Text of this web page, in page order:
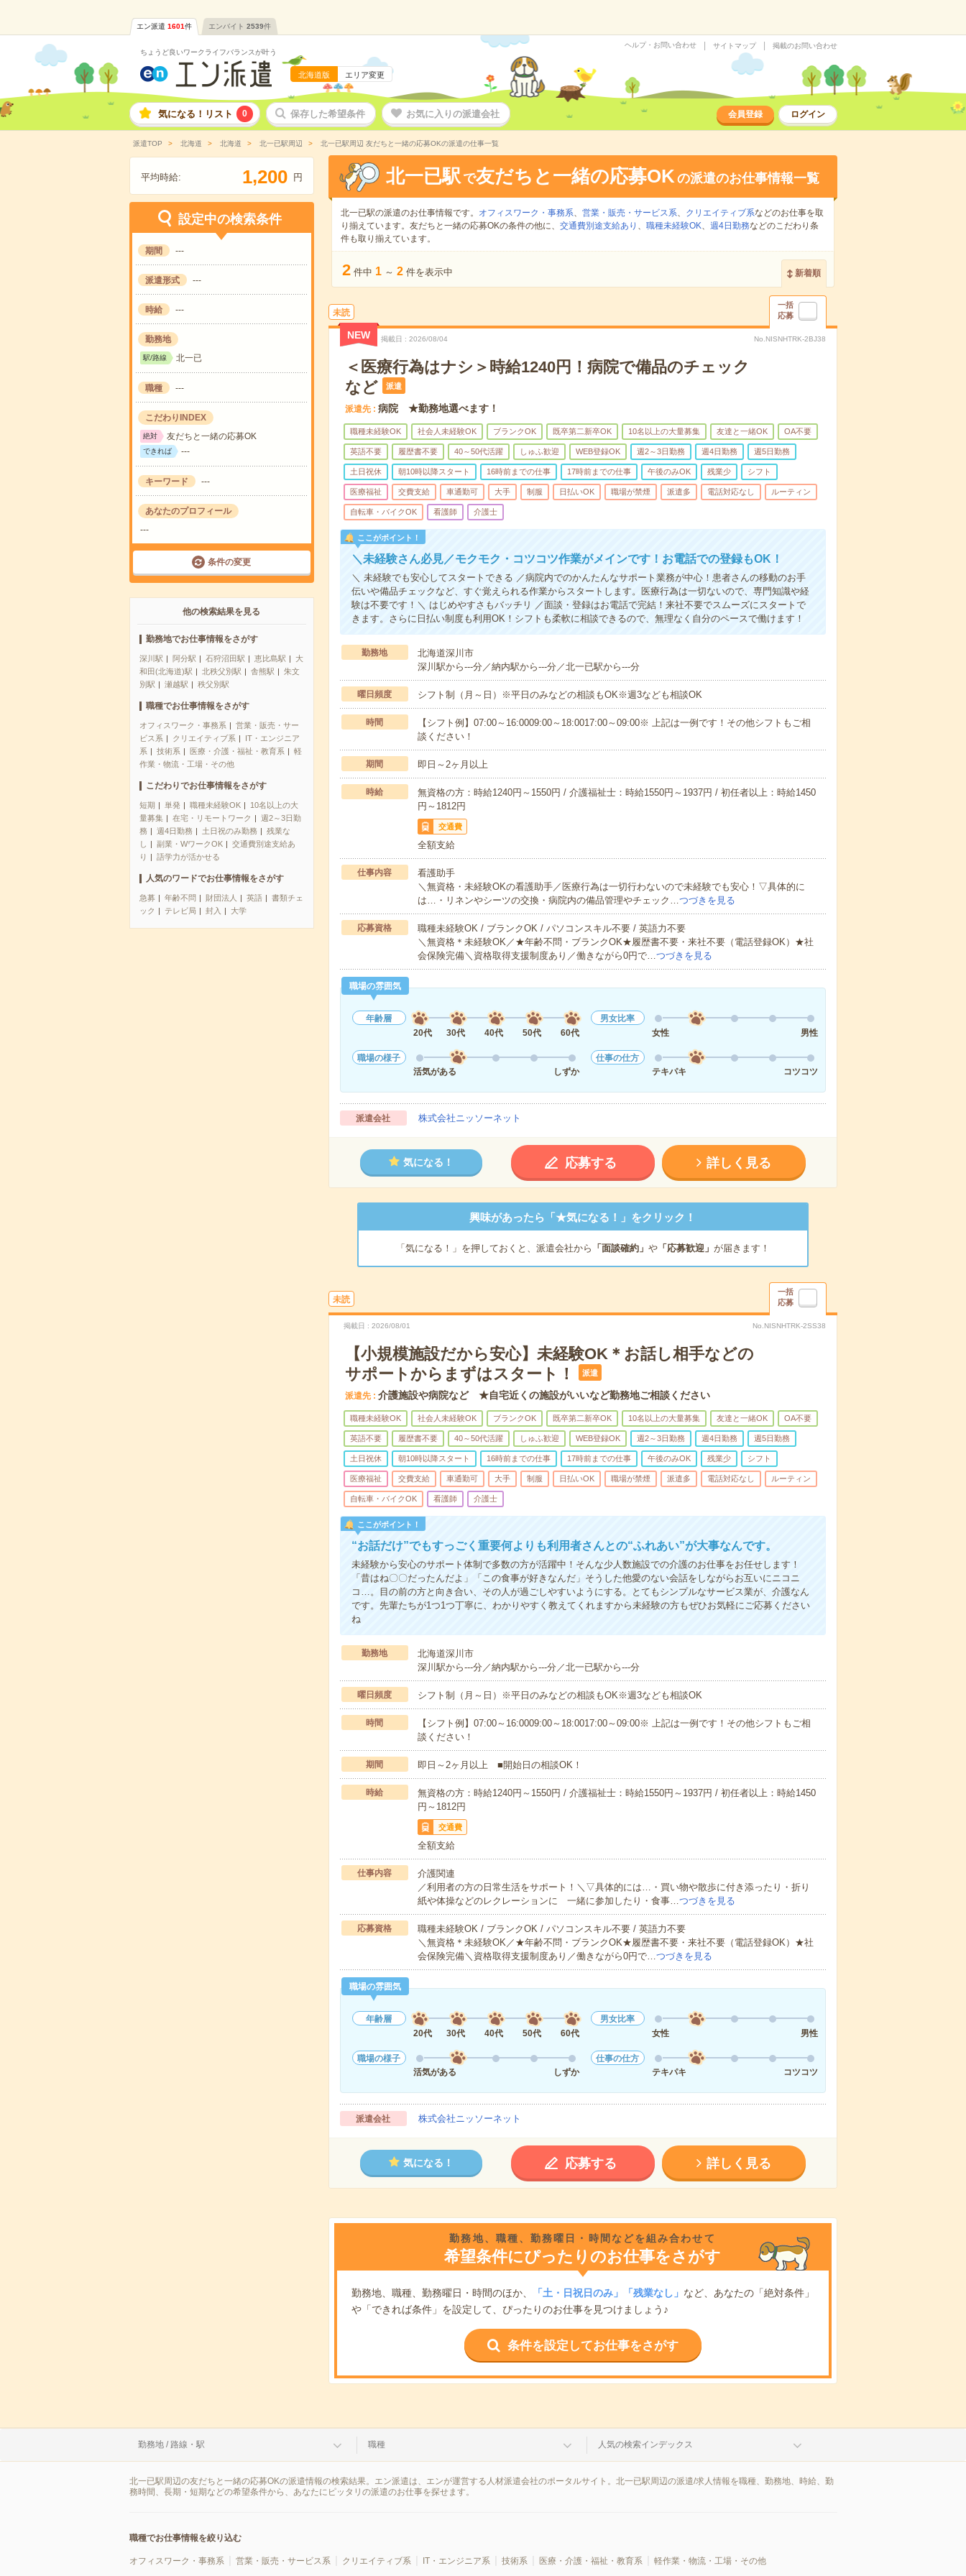
エン派遣 1601件 エンバイト 2539件
ちょうど良いワークライフバランスが叶う
北海道版 エリア変更
ヘルプ・お問い合わせ サイトマップ 掲載のお問い合わせ
気になる！リスト 0 保存した希望条件 お気に入りの派遣会社 会員登録 ログイン
派遣TOP 北海道 北海道 北一已駅周辺 北一已駅周辺 友だちと一緒の応募OKの派遣の仕事一覧
平均時給: 1,200 円
設定中の検索条件
期間 ---
派遣形式 ---
時給 ---
勤務地
駅/路線 北一已
職種 ---
こだわりINDEX
絶対 友だちと一緒の応募OK
できれば ---
キーワード ---
あなたのプロフィール
---
条件の変更
他の検索結果を見る
勤務地でお仕事情報をさがす
深川駅 阿分駅 石狩沼田駅 恵比島駅
大
和田(北海道)駅
北秩父別駅 舎熊駅
朱文
別駅
瀬越駅 秩父別駅
職種でお仕事情報をさがす
オフィスワーク・事務系
営業・販売・サー
ビス系
クリエイティブ系
IT・エンジニア
系
技術系 医療・介護・福祉・教育系
軽
作業・物流・工場・その他
こだわりでお仕事情報をさがす
短期 単発 職種未経験OK
10名以上の大
量募集
在宅・リモートワーク
週2～3日勤
務
週4日勤務 土日祝のみ勤務
残業な
し
副業・WワークOK
交通費別途支給あ
り
語学力が活かせる
人気のワードでお仕事情報をさがす
急募 年齢不問 財団法人 英語
書類チェ
ック
テレビ局 封入 大学
北一已駅 で友だちと一緒の応募OKの派遣のお仕事情報一覧
北一已駅の派遣のお仕事情報です。 オフィスワーク・事務系、 営業・販売・サービス系、 クリエイティブ系などのお仕事を取
り揃えています。友だちと一緒の応募OKの条件の他に、 交通費別途支給あり 、 職種未経験OK、 週4日勤務などのこだわり条
件も取り揃えています。
2 件中 1 ～ 2 件を表示中 新着順
未読
一括
応募
NEW 掲載日 2026/08/04 No.NISNHTRK-2BJ38
＜医療行為はナシ＞時給1240円！病院で備品のチェック
など
派遣
派遣先 病院 ★勤務地選べます！
職種未経験OK 社会人未経験OK ブランクOK 既卒第二新卒OK 10名以上の大量募集 友達と一緒OK OA不要
英語不要 履歴書不要 40～50代活躍 しゅふ歓迎 WEB登録OK 週2～3日勤務 週4日勤務 週5日勤務
土日祝休 朝10時以降スタート 16時前までの仕事 17時前までの仕事 午後のみOK 残業少 シフト
医療福祉 交費支給 車通勤可 大手 制服 日払いOK 職場が禁煙 派遣多 電話対応なし ルーティン
自転車・バイクOK 看護師 介護士
ここがポイント！
＼未経験さん必見／モクモク・コツコツ作業がメインです！お電話での登録もOK！
＼ 未経験でも安心してスタートできる ／病院内でのかんたんなサポート業務が中心！患者さんの移動のお手
伝いや備品チェックなど、すぐ覚えられる作業からスタートします。医療行為は一切ないので、専門知識や経
験は不要です！＼ はじめやすさもバッチリ ／面談・登録はお電話で完結！来社不要でスムーズにスタートで
きます。さらに日払い制度も利用OK！シフトも柔軟に相談できるので、無理なく自分のペースで働けます！
勤務地
北海道深川市
深川駅から---分／納内駅から---分／北一已駅から---分
曜日頻度 シフト制（月～日）※平日のみなどの相談もOK※週3なども相談OK
時間
【シフト例】07:00～16:0009:00～18:0017:00～09:00※ 上記は一例です！その他シフトもご相
談ください！
期間 即日～2ヶ月以上
時給
無資格の方：時給1240円～1550円 / 介護福祉士：時給1550円～1937円 / 初任者以上：時給1450
円～1812円
交通費
全額支給
仕事内容
看護助手
＼無資格・未経験OKの看護助手／医療行為は一切行わないので未経験でも安心！▽具体的に
は…・リネンやシーツの交換・病院内の備品管理やチェック…つづきを見る
応募資格
職種未経験OK / ブランクOK / パソコンスキル不要 / 英語力不要
＼無資格＊未経験OK／★年齢不問・ブランクOK★履歴書不要・来社不要（電話登録OK）★社
会保険完備＼資格取得支援制度あり／働きながら0円で…つづきを見る
職場の雰囲気
年齢層
20代
30代 40代 50代 60代
男女比率
女性
男性
職場の様子
活気がある
しずか
仕事の仕方
テキパキ
コツコツ
派遣会社 株式会社ニッソーネット
気になる！ 応募する 詳しく見る
興味があったら「★気になる！」をクリック！
「気になる！」を押しておくと、派遣会社から 「面談確約」 や「応募歓迎」 が届きます！
未読
一括
応募
掲載日 2026/08/01 No.NISNHTRK-2SS38
【小規模施設だから安心】未経験OK＊お話し相手などの
サポートからまずはスタート！
派遣
派遣先 介護施設や病院など ★自宅近くの施設がいいなど勤務地ご相談ください
職種未経験OK 社会人未経験OK ブランクOK 既卒第二新卒OK 10名以上の大量募集 友達と一緒OK OA不要
英語不要 履歴書不要 40～50代活躍 しゅふ歓迎 WEB登録OK 週2～3日勤務 週4日勤務 週5日勤務
土日祝休 朝10時以降スタート 16時前までの仕事 17時前までの仕事 午後のみOK 残業少 シフト
医療福祉 交費支給 車通勤可 大手 制服 日払いOK 職場が禁煙 派遣多 電話対応なし ルーティン
自転車・バイクOK 看護師 介護士
ここがポイント！
“お話だけ”でもすっごく重要何よりも利用者さんとの“ふれあい”が大事なんです。
未経験から安心のサポート体制で多数の方が活躍中！そんな少人数施設での介護のお仕事をお任せします！
「昔はね〇〇だったんだよ」「この食事が好きなんだ」そうした他愛のない会話をしながらお互いにニコニ
コ…。目の前の方と向き合い、その人が過ごしやすいようにする。とてもシンプルなサービス業が、介護なん
です。先輩たちが1つ1つ丁寧に、わかりやすく教えてくれますから未経験の方もぜひお気軽にご応募ください
ね
勤務地
北海道深川市
深川駅から---分／納内駅から---分／北一已駅から---分
曜日頻度 シフト制（月～日）※平日のみなどの相談もOK※週3なども相談OK
時間
【シフト例】07:00～16:0009:00～18:0017:00～09:00※ 上記は一例です！その他シフトもご相
談ください！
期間 即日～2ヶ月以上 ■開始日の相談OK！
時給
無資格の方：時給1240円～1550円 / 介護福祉士：時給1550円～1937円 / 初任者以上：時給1450
円～1812円
交通費
全額支給
仕事内容
介護関連
／利用者の方の日常生活をサポート！＼▽具体的には…・買い物や散歩に付き添ったり・折り
紙や体操などのレクレーションに 一緒に参加したり・食事…つづきを見る
応募資格
職種未経験OK / ブランクOK / パソコンスキル不要 / 英語力不要
＼無資格＊未経験OK／★年齢不問・ブランクOK★履歴書不要・来社不要（電話登録OK）★社
会保険完備＼資格取得支援制度あり／働きながら0円で…つづきを見る
職場の雰囲気
年齢層
20代
30代 40代 50代 60代
男女比率
女性
男性
職場の様子
活気がある
しずか
仕事の仕方
テキパキ
コツコツ
派遣会社 株式会社ニッソーネット
気になる！ 応募する 詳しく見る
勤務地、職種、勤務曜日・時間などを組み合わせて
希望条件にぴったりのお仕事をさがす
勤務地、職種、勤務曜日・時間のほか、 「土・日祝日のみ」「残業なし」 など、あなたの「絶対条件」
や「できれば条件」を設定して、ぴったりのお仕事を見つけましょう♪
条件を設定してお仕事をさがす
勤務地 / 路線・駅 職種 人気の検索インデックス
北一已駅周辺の友だちと一緒の応募OKの派遣情報の検索結果。エン派遣は、エンが運営する人材派遣会社のポータルサイト。北一已駅周辺の派遣/求人情報を職種、勤務地、時給、勤
務時間、長期・短期などの希望条件から、あなたにピッタリの派遣のお仕事を探せます。
職種でお仕事情報を絞り込む
オフィスワーク・事務系 営業・販売・サービス系 クリエイティブ系 IT・エンジニア系 技術系 医療・介護・福祉・教育系 軽作業・物流・工場・その他